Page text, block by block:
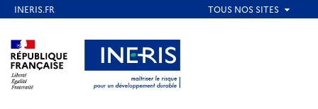
au
contenu
principal
Aller au contenu Aller au menu
Aller au pied de page